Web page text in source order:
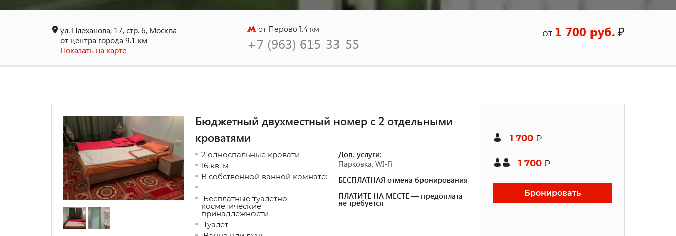
ул. Плеханова, 17, стр. 6, Москва
от центра города 9.1 км
Показать на карте
от Перово 1.4 км
+7 (963) 615-33-55
от 1 700 руб.₽
Бюджетный двухместный номер с 2 отдельными
кроватями
2 односпальные кровати
16 кв. м
В собственной ванной комнате:
Бесплатные туалетно-
косметические
принадлежности
Туалет
Доп. услуги:
Парковка, WI-Fi
БЕСПЛАТНАЯ отмена бронирования
ПЛАТИТЕ НА МЕСТЕ — предоплата
не требуется
1 700 ₽
1 700 ₽
Бронировать